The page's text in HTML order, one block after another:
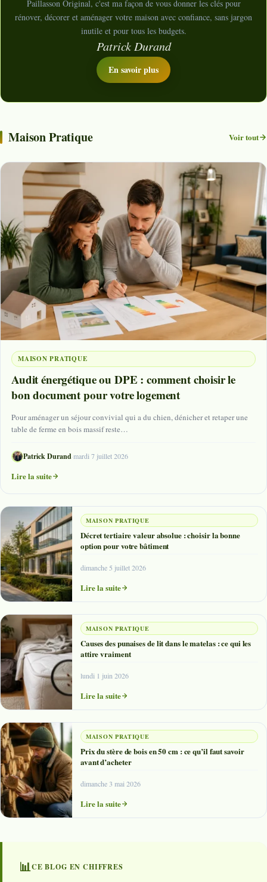
Paillasson Original, c'est ma façon de vous donner les clés pour
rénover, décorer et aménager votre maison avec confiance, sans jargon
inutile et pour tous les budgets.
Patrick Durand
En savoir plus
Maison Pratique Voir tout
MAISON PRATIQUE
Audit énergétique ou DPE : comment choisir le
bon document pour votre logement
Pour aménager un séjour convivial qui a du chien, dénicher et retaper une
table de ferme en bois massif reste…
Patrick Durand·mardi 7 juillet 2026
Lire la suite
MAISON PRATIQUE
Décret tertiaire valeur absolue : choisir la bonne
option pour votre bâtiment
dimanche 5 juillet 2026
Lire la suite
MAISON PRATIQUE
Causes des punaises de lit dans le matelas : ce qui les
attire vraiment
lundi 1 juin 2026
Lire la suite
MAISON PRATIQUE
Prix du stère de bois en 50 cm : ce qu’il faut savoir
avant d’acheter
dimanche 3 mai 2026
Lire la suite
📊CE BLOG EN CHIFFRES